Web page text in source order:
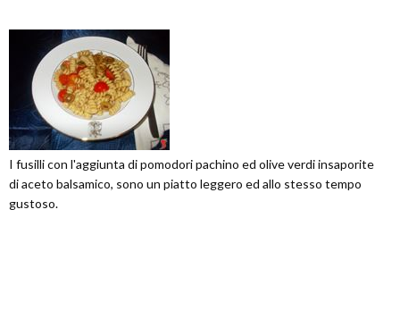
I fusilli con l'aggiunta di pomodori pachino ed olive verdi insaporite
di aceto balsamico, sono un piatto leggero ed allo stesso tempo
gustoso.